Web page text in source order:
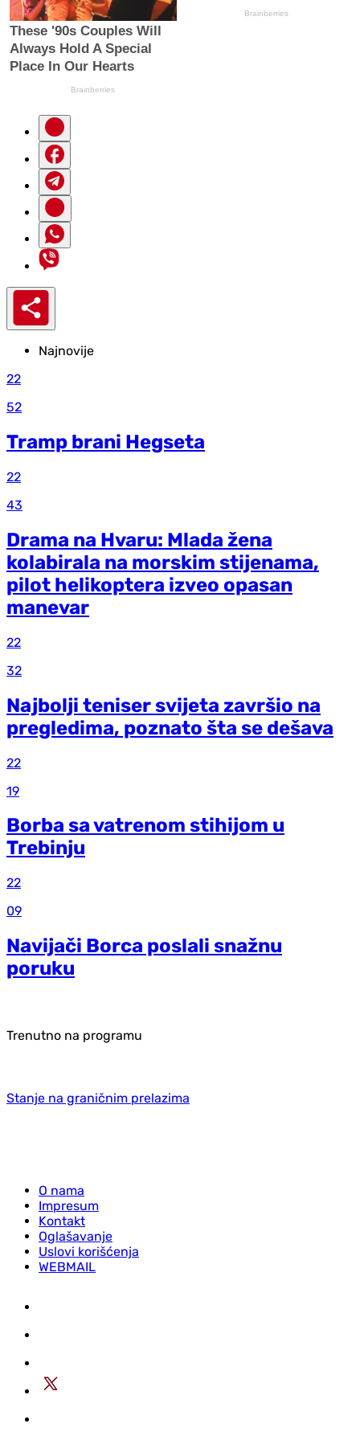
Najnovije
22
52
Tramp brani Hegseta
22
43
Drama na Hvaru: Mlada žena
kolabirala na morskim stijenama,
pilot helikoptera izveo opasan
manevar
22
32
Najbolji teniser svijeta završio na
pregledima, poznato šta se dešava
22
19
Borba sa vatrenom stihijom u
Trebinju
22
09
Navijači Borca poslali snažnu
poruku
Trenutno na programu
Stanje na graničnim prelazima
O nama
Impresum
Kontakt
Oglašavanje
Uslovi korišćenja
WEBMAIL